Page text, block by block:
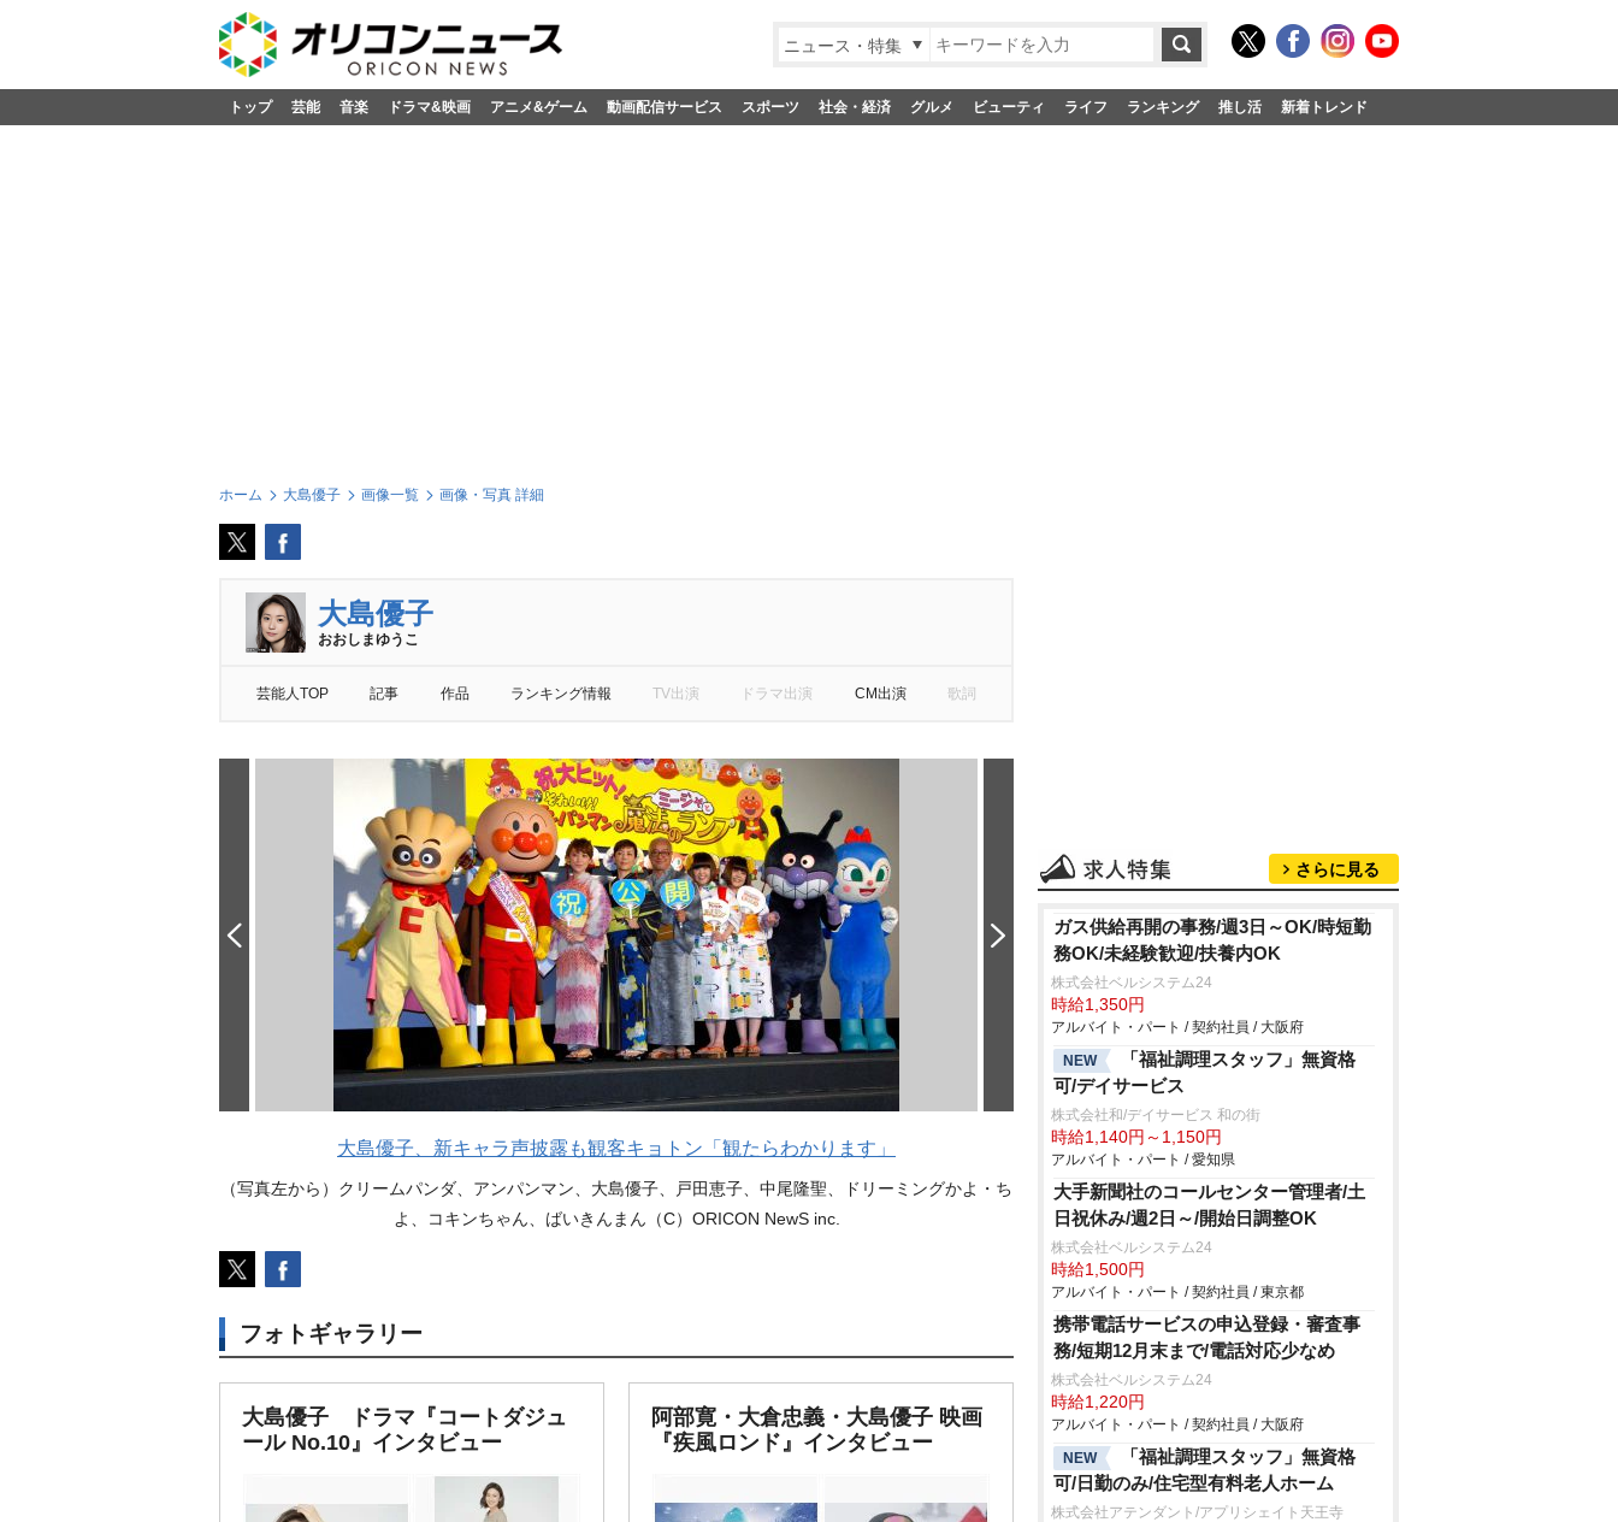
ニュース・特集
トップ 芸能 音楽 ドラマ&映画 アニメ&ゲーム 動画配信サービス スポーツ 社会・経済 グルメ ビューティ ライフ ランキング 推し活 新着トレンド
ホーム 大島優子 画像一覧 画像・写真 詳細
大島優子
おおしまゆうこ
芸能人TOP 記事 作品 ランキング情報 TV出演 ドラマ出演 CM出演 歌詞
大島優子、新キャラ声披露も観客キョトン「観たらわかります」
（写真左から）クリームパンダ、アンパンマン、大島優子、戸田恵子、中尾隆聖、ドリーミングかよ・ち
よ、コキンちゃん、ばいきんまん（C）ORICON NewS inc.
フォトギャラリー
大島優子 ドラマ『コートダジュ
ール No.10』インタビュー
阿部寛・大倉忠義・大島優子 映画
『疾風ロンド』インタビュー
さらに見る
ガス供給再開の事務/週3日～OK/時短勤
務OK/未経験歓迎/扶養内OK
株式会社ベルシステム24
時給1,350円
アルバイト・パート / 契約社員 / 大阪府
NEW
「福祉調理スタッフ」無資格
可/デイサービス
株式会社和/デイサービス 和の街
時給1,140円～1,150円
アルバイト・パート / 愛知県
大手新聞社のコールセンター管理者/土
日祝休み/週2日～/開始日調整OK
株式会社ベルシステム24
時給1,500円
アルバイト・パート / 契約社員 / 東京都
携帯電話サービスの申込登録・審査事
務/短期12月末まで/電話対応少なめ
株式会社ベルシステム24
時給1,220円
アルバイト・パート / 契約社員 / 大阪府
NEW
「福祉調理スタッフ」無資格
可/日勤のみ/住宅型有料老人ホーム
株式会社アテンダント/アプリシェイト天王寺